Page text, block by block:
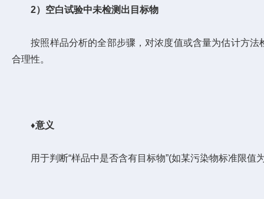
2）空白试验中未检测出目标物
按照样品分析的全部步骤，对浓度值或含量为估计方法
合理性。
♦意义
用于判断“样品中是否含有目标物”(如某污染物标准限值